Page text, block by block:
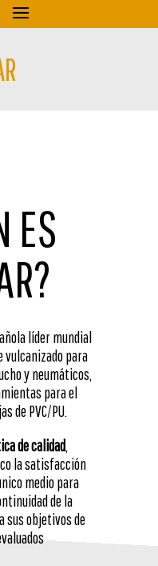
ES
líder mundial
vulcanizado para
y neumáticos,
para el
de PVC/PU.
de calidad
la satisfacción
medio para
de la
sus objetivos de